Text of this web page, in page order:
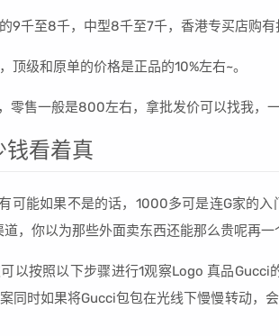
9千至8千，中型8千至7千，香港专买店购有
顶级和原单的价格是正品的10%左右~。
零售一般是800左右，拿批发价可以找我，一
钱看着真
可能如果不是的话，1000多可是连G家的
，你以为那些外面卖东西还能那么贵呢再一
以按照以下步骤进行1观察Logo 真品
同时如果将Gucci包包在光线下慢慢转动，